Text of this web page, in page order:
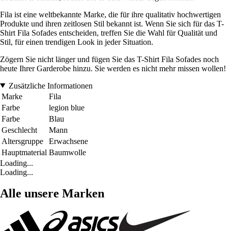
Fila ist eine weltbekannte Marke, die für ihre qualitativ hochwertigen
Produkte und ihren zeitlosen Stil bekannt ist. Wenn Sie sich für das T-
Shirt Fila Sofades entscheiden, treffen Sie die Wahl für Qualität und
Stil, für einen trendigen Look in jeder Situation.
Zögern Sie nicht länger und fügen Sie das T-Shirt Fila Sofades noch
heute Ihrer Garderobe hinzu. Sie werden es nicht mehr missen wollen!
Zusätzliche Informationen
Marke
Fila
Farbe
legion blue
Farbe
Blau
Geschlecht
Mann
Altersgruppe
Erwachsene
Hauptmaterial Baumwolle
Loading...
Loading...
Alle unsere Marken